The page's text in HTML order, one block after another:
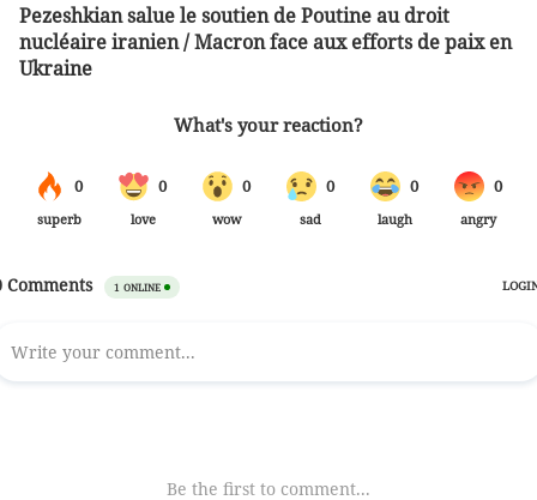
Pezeshkian salue le soutien de Poutine au droit
nucléaire iranien / Macron face aux efforts de paix en
Ukraine